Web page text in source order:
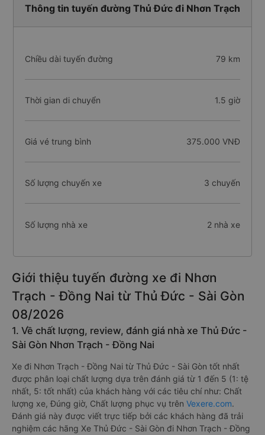
Thông tin tuyến đường Thủ Đức đi Nhơn Trạch
Chiều dài tuyến đường 79 km
Thời gian di chuyển 1.5 giờ
Giá vé trung bình 375.000 VNĐ
Số lượng chuyến xe 3 chuyến
Số lượng nhà xe 2 nhà xe
Giới thiệu tuyến đường xe đi Nhơn
Trạch - Đồng Nai từ Thủ Đức - Sài Gòn
08/2026
1. Về chất lượng, review, đánh giá nhà xe Thủ Đức -
Sài Gòn Nhơn Trạch - Đồng Nai
Xe đi Nhơn Trạch - Đồng Nai từ Thủ Đức - Sài Gòn tốt nhất
được phân loại chất lượng dựa trên đánh giá từ 1 đến 5 (1: tệ
nhất, 5: tốt nhất) của khách hàng với các tiêu chí như: Chất
lượng xe, Đúng giờ, Chất lượng phục vụ trên Vexere.com.
Đánh giá này được viết trực tiếp bởi các khách hàng đã trải
nghiệm các hãng Xe Thủ Đức - Sài Gòn đi Nhơn Trạch - Đồng